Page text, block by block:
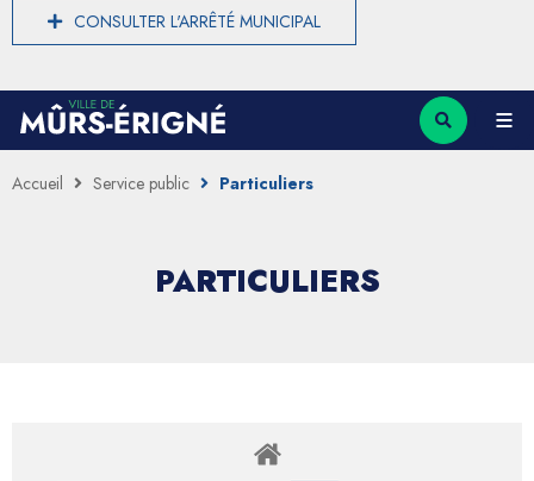
CONSULTER L'ARRÊTÉ MUNICIPAL
Accueil Service public Particuliers
PARTICULIERS